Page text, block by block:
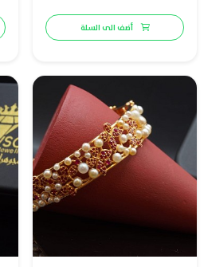
أضف الى السلة